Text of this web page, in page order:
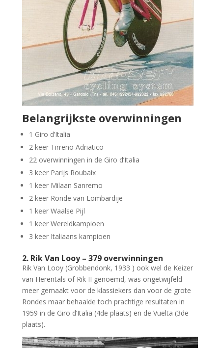
Belangrijkste overwinningen
1 Giro d’Italia
2 keer Tirreno Adriatico
22 overwinningen in de Giro d’Italia
3 keer Parijs Roubaix
1 keer Milaan Sanremo
2 keer Ronde van Lombardije
1 keer Waalse Pijl
1 keer Wereldkampioen
3 keer Italiaans kampioen
2. Rik Van Looy – 379 overwinningen
Rik Van Looy (Grobbendonk, 1933 ) ook wel de Keizer
van Herentals of Rik II genoemd, was ongetwijfeld
meer gemaakt voor de klassiekers dan voor de grote
Rondes maar behaalde toch prachtige resultaten in
1959 in de Giro d’Italia (4de plaats) en de Vuelta (3de
plaats).